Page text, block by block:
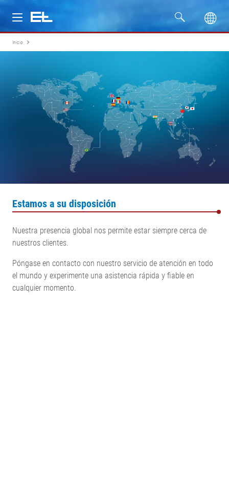
Productos
Servicio
Inicio
Estamos a su disposición
Nuestra presencia global nos permite estar siempre cerca de
nuestros clientes.
Póngase en contacto con nuestro servicio de atención en todo
el mundo y experimente una asistencia rápida y fiable en
cualquier momento.